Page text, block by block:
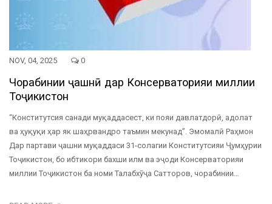
NOV, 04, 2025 0
Чорабинии ҷашнӣ дар Консерваторияи миллии
Тоҷикистон
“Конститутсия санади муқаддасест, ки пояи давлатдорӣ, адолат
ва ҳуқуқи ҳар як шаҳрвандро таъмин мекунад”. Эмомалӣ Раҳмон
Дар партави ҷашни муқаддаси 31-солагии Конститутсияи Ҷумҳурии
Тоҷикистон, бо ибтикори бахши илм ва эҷоди Консерваторияи
миллии Тоҷикистон ба номи Талабхӯҷа Сатторов, чорабинии…